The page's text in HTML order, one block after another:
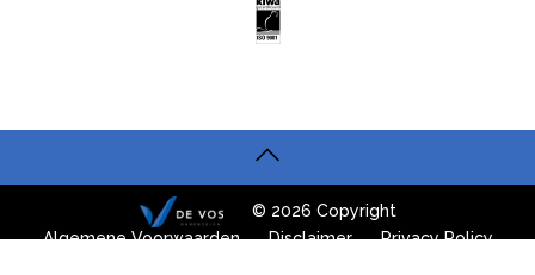
© 2026 Copyright
Algemene Voorwaarden
Disclaimer Privacy Policy